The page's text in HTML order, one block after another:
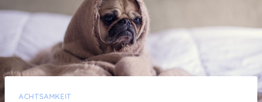
ACHTSAMKEIT